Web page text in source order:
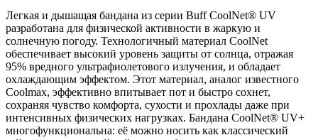
Легкая и дышащая бандана из серии Buff CoolNet® UV
разработана для физической активности в жаркую и
солнечную погоду. Технологичный материал CoolNet
обеспечивает высокий уровень защиты от солнца, отражая
95% вредного ультрафиолетового излучения, и обладает
охлаждающим эффектом. Этот материал, аналог известного
Coolmax, эффективно впитывает пот и быстро сохнет,
сохраняя чувство комфорта, сухости и прохлады даже при
интенсивных физических нагрузках. Бандана CoolNet® UV+
многофункциональна: её можно носить как классический